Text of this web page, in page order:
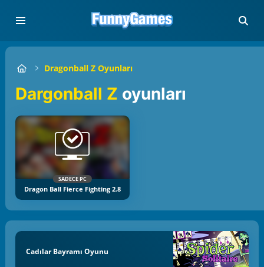
Dragonball Z Oyunları
Dargonball Z oyunları
SADECE PC
Dragon Ball Fierce Fighting 2.8
Cadılar Bayramı Oyunu